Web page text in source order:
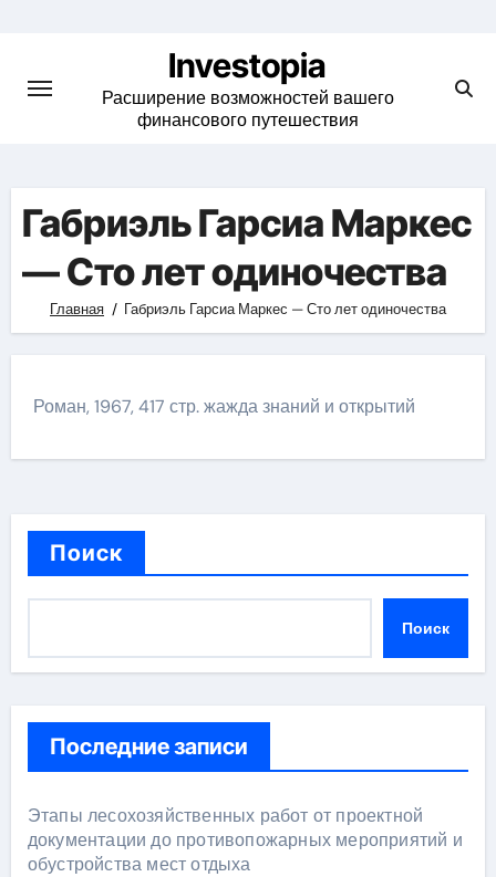
content
Investopia
Расширение возможностей вашего
финансового путешествия
Габриэль Гарсиа Маркес
— Сто лет одиночества
Главная Габриэль Гарсиа Маркес — Сто лет одиночества
Роман, 1967, 417 стр. жажда знаний и открытий
Поиск
Поиск
Последние записи
Этапы лесохозяйственных работ от проектной
документации до противопожарных мероприятий и
обустройства мест отдыха